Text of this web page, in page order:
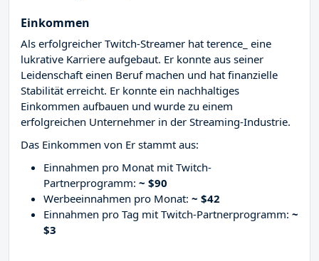
Einkommen
Als erfolgreicher Twitch-Streamer hat terence_ eine
lukrative Karriere aufgebaut. Er konnte aus seiner
Leidenschaft einen Beruf machen und hat finanzielle
Stabilität erreicht. Er konnte ein nachhaltiges
Einkommen aufbauen und wurde zu einem
erfolgreichen Unternehmer in der Streaming-Industrie.
Das Einkommen von Er stammt aus:
Einnahmen pro Monat mit Twitch-
Partnerprogramm: ~ $90
Werbeeinnahmen pro Monat: ~ $42
Einnahmen pro Tag mit Twitch-Partnerprogramm: ~
$3